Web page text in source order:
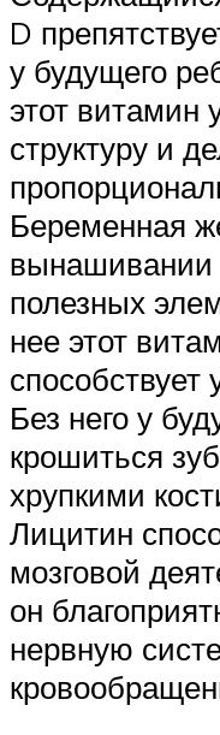
D
у будущего
этот витамин
структуру и
Беременная
вынашивании
полезных
нее этот
Без него у
крошиться
хрупкими
Лицитин
мозговой
он
нервную